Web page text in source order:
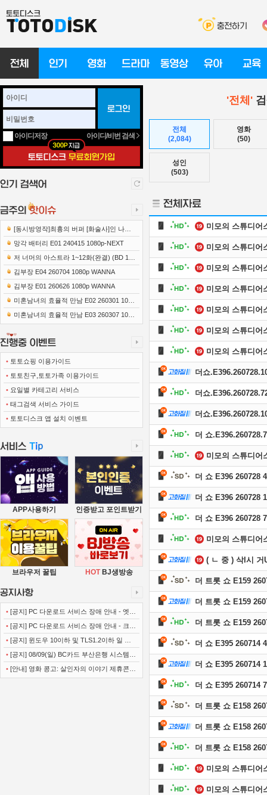
아이디저장 아이디/비번 검색
[동시방영작]최흉의 버퍼 [화술사]인 나는
세계 최강 클랜을 이끈다 E12 241219 108..
망각 배터리 E01 240415 1080p-NEXT
저 너머의 아스트라 1~12화(완결) (BD 192
0x1080 x265-10Bit FLACx2)
김부장 E04 260704 1080p WANNA
김부장 E01 260626 1080p WANNA
미혼남녀의 효율적 만남 E02 260301 1080
p-NEXT
미혼남녀의 효율적 만남 E03 260307 1080
• 토토쇼핑 이용가이드
• 토토친구,토토가족 이용가이드
• 요일별 카테고리 서비스
• 태그검색 서비스 가이드
• 토토디스크 앱 설치 이벤트
APP사용하기 인증받고 포인트받기
브라우저 꿀팁 HOTBJ생방송
• [공지] PC 다운로드 서비스 장애 안내 - 엣지
(Microsoft Edge)
• [공지] PC 다운로드 서비스 장애 안내 - 크롬
(Chrome)
• [공지] 윈도우 10이하 및 TLS1.2이하 일 경
우 사이트 이용불가 안내
• [공지] 08/09(일) BC카드 부산은행 시스템
정기점검 안내
• [안내] 영화 콩고: 살인자의 이야기 제휴콘텐
'전체'검
전체
(2,084)
영화
(50)
성인
(503)
미모의 스튜디어
미모의 스튜디어
미모의 스튜디어
미모의 스튜디어
미모의 스튜디어
미모의 스튜디어
미모의 스튜디어
더쇼
더쇼
더쇼
더 쇼
미모의 스튜디어
더 쇼 E396 260728
더 쇼 E396 260728
더 쇼 E396 260728
미모의 스튜디어
( ㄴ 중 ) 삭l시 거
더 트롯 쇼 E159
더 트롯 쇼 E159
더 트롯 쇼 E159
더 쇼 E395 260714
더 쇼 E395 260714
더 쇼 E395 260714
더 트롯 쇼 E158
더 트롯 쇼 E158
더 트롯 쇼 E158
미모의 스튜디어
미모의 스튜디어